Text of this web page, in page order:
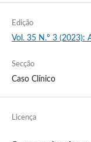
Edição
Vol. 35 N.º 3 (2023):
Secção
Caso Clínico
Licença